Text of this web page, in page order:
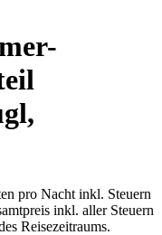
pro Nacht inkl. Steuern
inkl. aller Steuern
Reisezeitraums.